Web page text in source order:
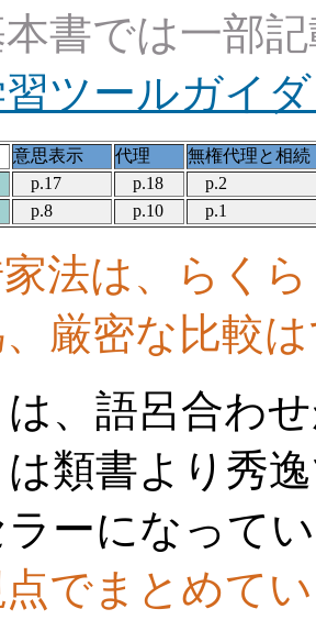
書では一部
ツールガイ
意思表示 代理
無権代理と相続
p.17 p.18
p.2
p.8 p.10 p.1
法は、らく
厳密な比較
、語呂合わ
は類書より秀
ーになって
でまとめて